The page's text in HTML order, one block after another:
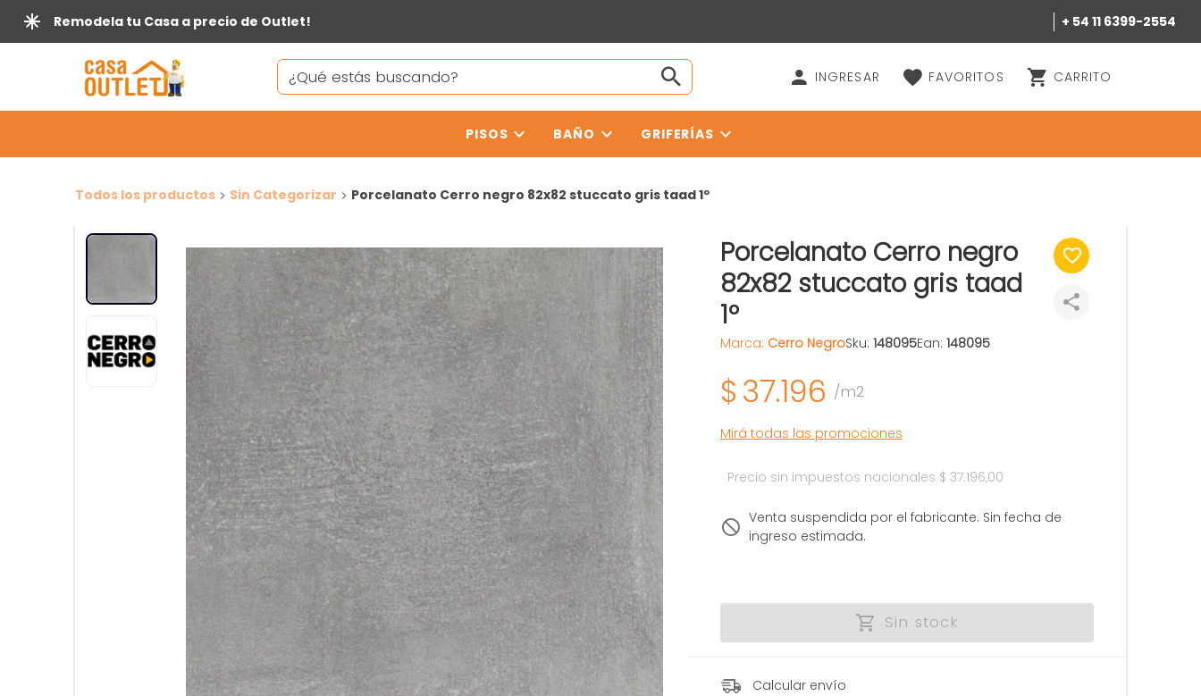
Remodela tu Casa a precio de Outlet! + 54 11 6399-2554
INGRESAR FAVORITOS CARRITO
PISOS BAÑO GRIFERÍAS
Todos los productos Sin Categorizar Porcelanato Cerro negro 82x82 stuccato gris taad 1º
Porcelanato Cerro negro
82x82 stuccato gris taad
1º
Marca: Cerro NegroSku: 148095Ean: 148095
$37.196 /m2
Mirá todas las promociones
Precio sin impuestos nacionales $ 37.196,00
Venta suspendida por el fabricante. Sin fecha de
ingreso estimada.
Sin stock
Calcular envío